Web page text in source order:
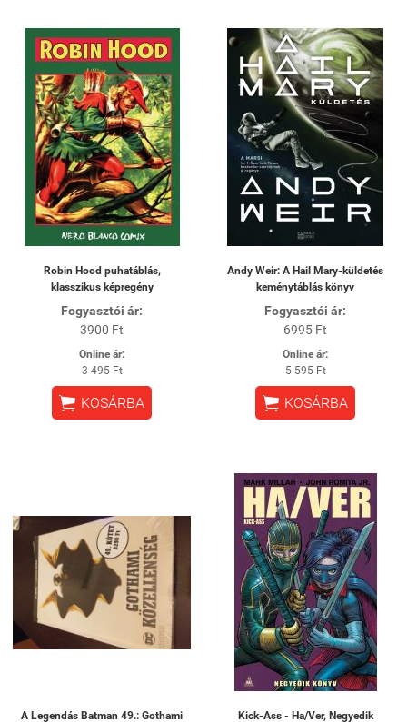
Robin Hood puhatáblás,
klasszikus képregény
Fogyasztói ár:
3900 Ft
Online ár:
3 495 Ft
 KOSÁRBA
Andy Weir: A Hail Mary-küldetés
keménytáblás könyv
Fogyasztói ár:
6995 Ft
Online ár:
5 595 Ft
 KOSÁRBA
A Legendás Batman 49.: Gothami
Kick-Ass - Ha/Ver, Negyedik